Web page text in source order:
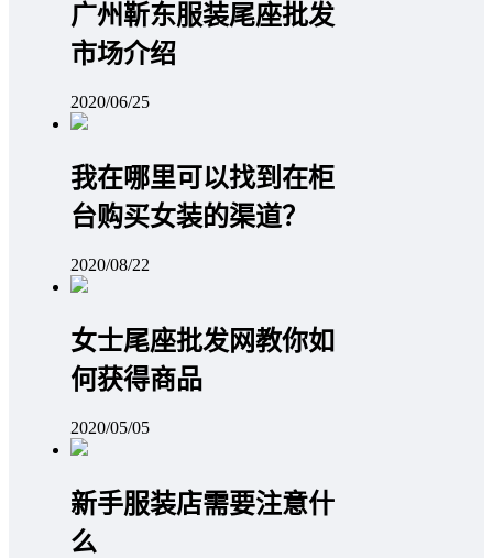
广州靳东服装尾座批发
市场介绍
2020/06/25
我在哪里可以找到在柜
台购买女装的渠道？
2020/08/22
女士尾座批发网教你如
何获得商品
2020/05/05
新手服装店需要注意什
么